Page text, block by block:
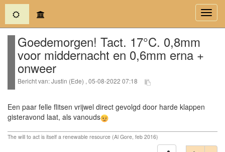
(current)
Goedemorgen! Tact. 17°C. 0,8mm
voor middernacht en 0,6mm erna +
onweer
Bericht van: Justin (Ede) , 05-08-2022 07:18
Een paar felle flitsen vrijwel direct gevolgd door harde klappen
gisteravond laat, als vanouds
The will to act is itself a renewable resource (Al Gore, feb 2016)